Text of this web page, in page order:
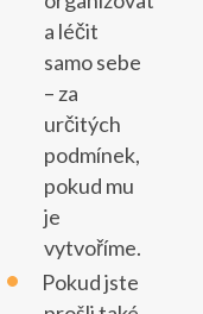
a léčit
samo sebe
– za
určitých
podmínek,
pokud mu
je
vytvoříme.
Pokud jste